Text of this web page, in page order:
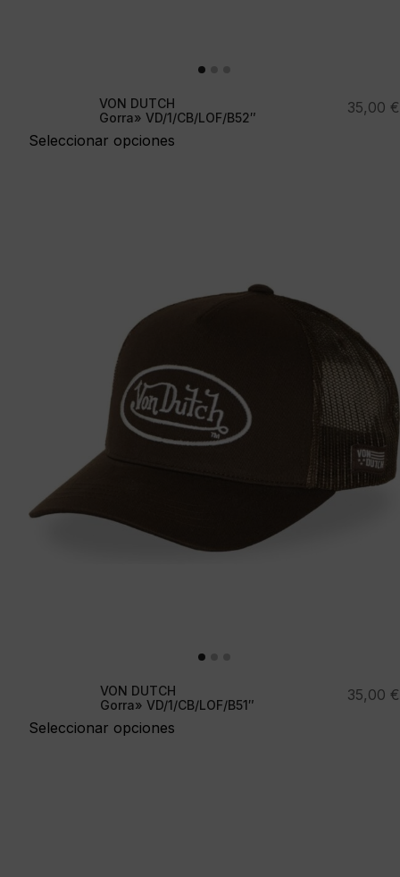
VON DUTCH
Gorra» VD/1/CB/LOF/B52″
Seleccionar opciones
35,00 €
VON DUTCH
Gorra» VD/1/CB/LOF/B51″
Seleccionar opciones
35,00 €